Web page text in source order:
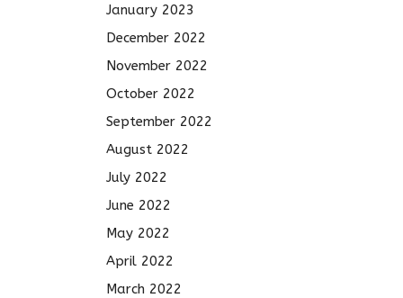
January 2023
December 2022
November 2022
October 2022
September 2022
August 2022
July 2022
June 2022
May 2022
April 2022
March 2022